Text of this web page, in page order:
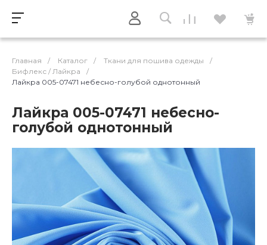
Главная / Каталог / Ткани для пошива одежды
/
Бифлекс / Лайкра
/
Лайкра 005-07471 небесно-голубой однотонный
Лайкра 005-07471 небесно-
голубой однотонный